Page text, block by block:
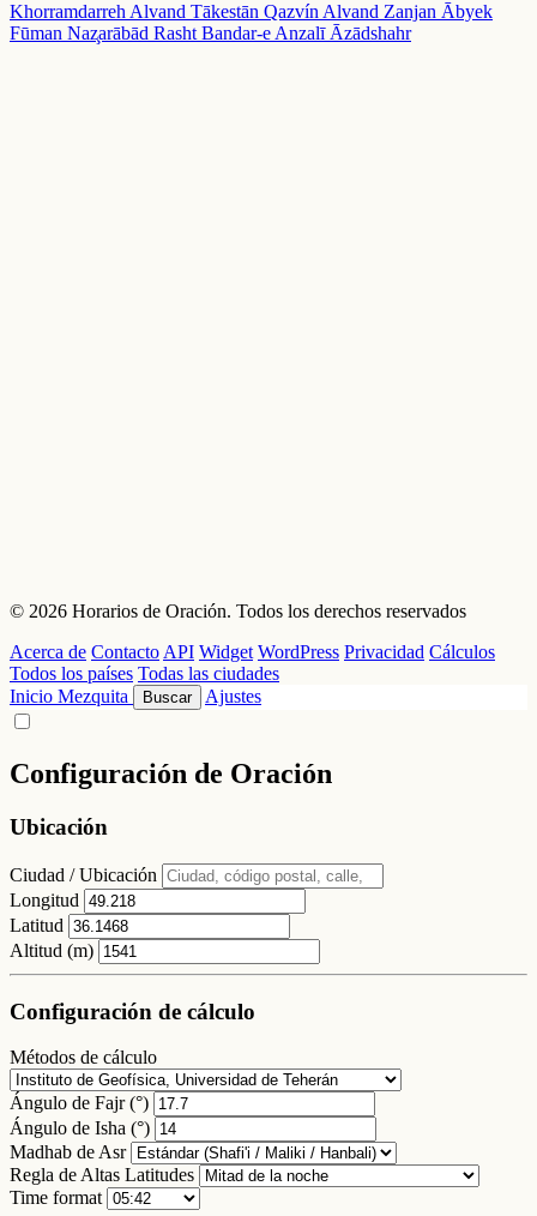
Khorramdarreh Alvand Tākestān Qazvín Alvand Zanjan Ābyek
Fūman Naz̧arābād Rasht Bandar-e Anzalī Āzādshahr
© 2026 Horarios de Oración. Todos los derechos reservados
Acerca de Contacto API Widget WordPress Privacidad Cálculos
Todos los países Todas las ciudades
Inicio Mezquita Buscar Ajustes
Configuración de Oración
Ubicación
Ciudad / Ubicación
Longitud
Latitud
Altitud (m)
Configuración de cálculo
Métodos de cálculo
Ángulo de Fajr (°)
Ángulo de Isha (°)
Madhab de Asr
Regla de Altas Latitudes
Time format